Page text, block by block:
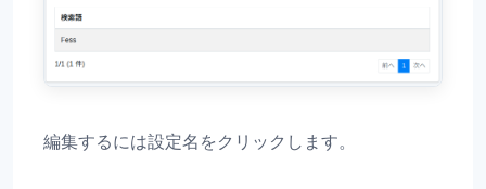
編集するには設定名をクリックします。